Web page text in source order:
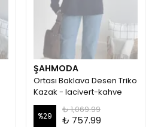
ŞAHMODA
Ortası Baklava Desen Triko
Kazak - lacivert-kahve
%29
₺ 1,069.99
₺ 757.99